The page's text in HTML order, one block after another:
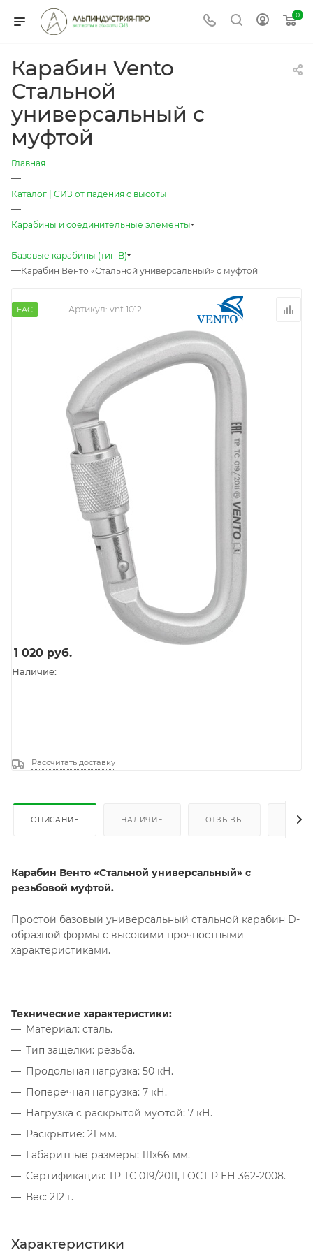
0
Карабин Vento
Стальной
универсальный с
муфтой
Главная
—
Каталог | СИЗ от падения с высоты
—
Карабины и соединительные элементы
—
Базовые карабины (тип B)
—Карабин Венто «Стальной универсальный» с муфтой
EAC Артикул: vnt 1012
1 020 руб.
Наличие:
Рассчитать доставку
ОПИСАНИЕ НАЛИЧИЕ ОТЗЫВЫ КАК
Карабин Венто «Стальной универсальный» с
резьбовой муфтой.
Простой базовый универсальный стальной карабин D-
образной формы с высокими прочностными
характеристиками.
Технические характеристики:
Материал: сталь.
Тип защелки: резьба.
Продольная нагрузка: 50 кН.
Поперечная нагрузка: 7 кН.
Нагрузка с раскрытой муфтой: 7 кН.
Раскрытие: 21 мм.
Габаритные размеры: 111х66 мм.
Сертификация: ТР ТС 019/2011, ГОСТ Р ЕН 362-2008.
Вес: 212 г.
Характеристики